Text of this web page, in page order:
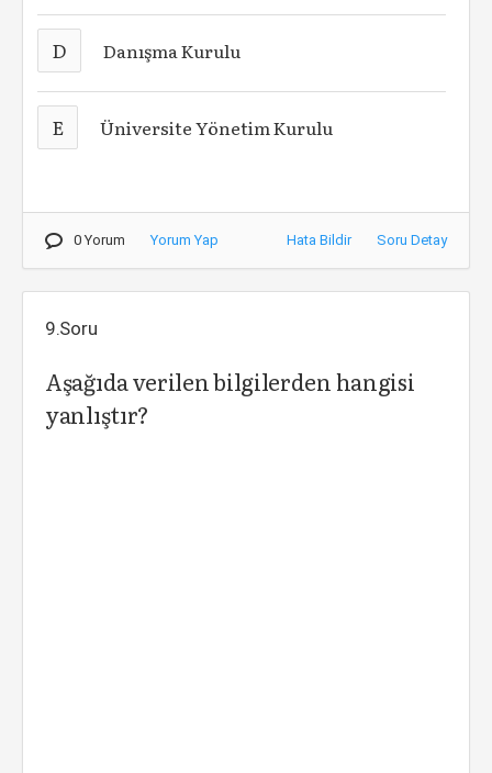
D Danışma Kurulu
E Üniversite Yönetim Kurulu
0 Yorum Yorum Yap Hata Bildir Soru Detay
9.Soru
Aşağıda verilen bilgilerden hangisi
yanlıştır?